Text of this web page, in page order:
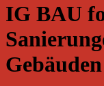
IG BAU